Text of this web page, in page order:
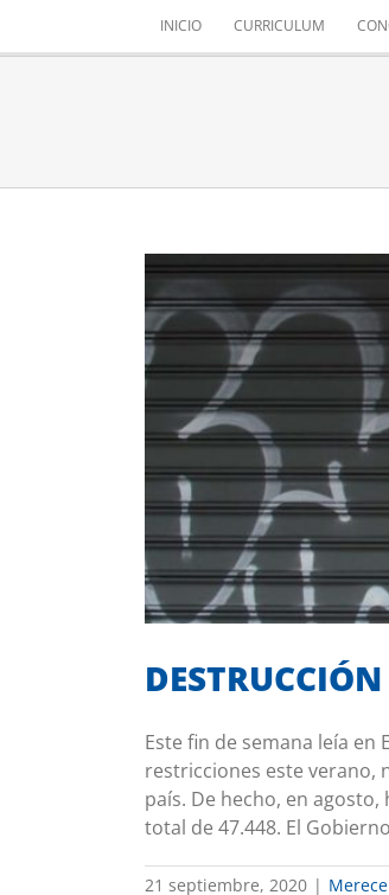
INICIO CURRICULUM
Este fin de semana leía en
restricciones este verano,
país. De hecho, en
total de 47.448. El
21 septiembre, 2020 |